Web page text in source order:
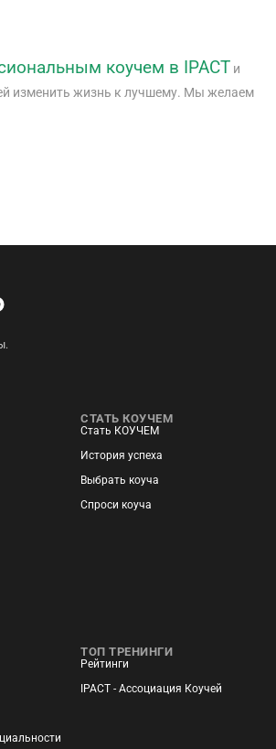
коучем в IPACT и
изменить жизнь к лучшему. Мы желаем
СТАТЬ КОУЧЕМ
Стать КОУЧЕМ
История успеха
Выбрать коуча
Спроси коуча
ТОП ТРЕНИНГИ
Рейтинги
IPACT - Ассоциация Коучей